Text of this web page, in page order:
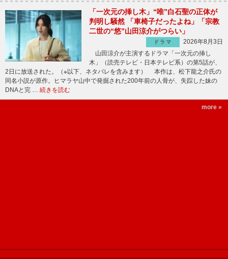
「一次元の挿し木」“唯”白石聖の正体が
判明し騒然 「車椅子だったよね」「宗教
二世の“悠”山田涼介がつらい」
ドラマ
2026年8月3日
山田涼介が主演するドラマ「一次元の挿し
木」（読売テレビ・日本テレビ系）の第5話が、
2日に放送された。（※以下、ネタバレを含みます） 本作は、松下龍之介氏の
同名小説が原作。ヒマラヤ山中で発掘された200年前の人骨が、失踪した妹の
DNAと完 … 続きを読む
more »